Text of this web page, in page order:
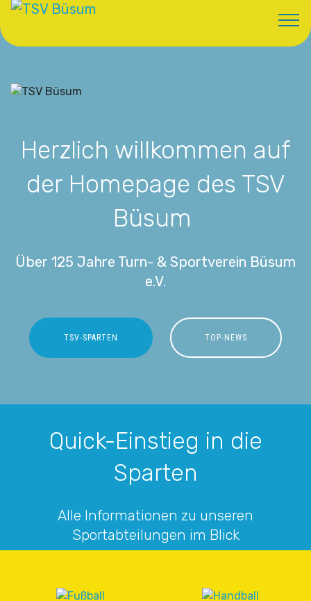
Herzlich willkommen auf
der Homepage des TSV
Büsum
Über 125 Jahre Turn- & Sportverein Büsum
e.V.
TSV-SPARTEN TOP-NEWS
Quick-Einstieg in die
Sparten
Alle Informationen zu unseren
Sportabteilungen im Blick